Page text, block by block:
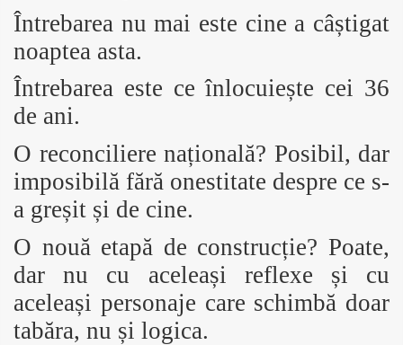
Întrebarea nu mai este cine a câștigat
noaptea asta.
Întrebarea este ce înlocuiește cei 36
de ani.
O reconciliere națională? Posibil, dar
imposibilă fără onestitate despre ce s-
a greșit și de cine.
O nouă etapă de construcție? Poate,
dar nu cu aceleași reflexe și cu
aceleași personaje care schimbă doar
tabăra, nu și logica.